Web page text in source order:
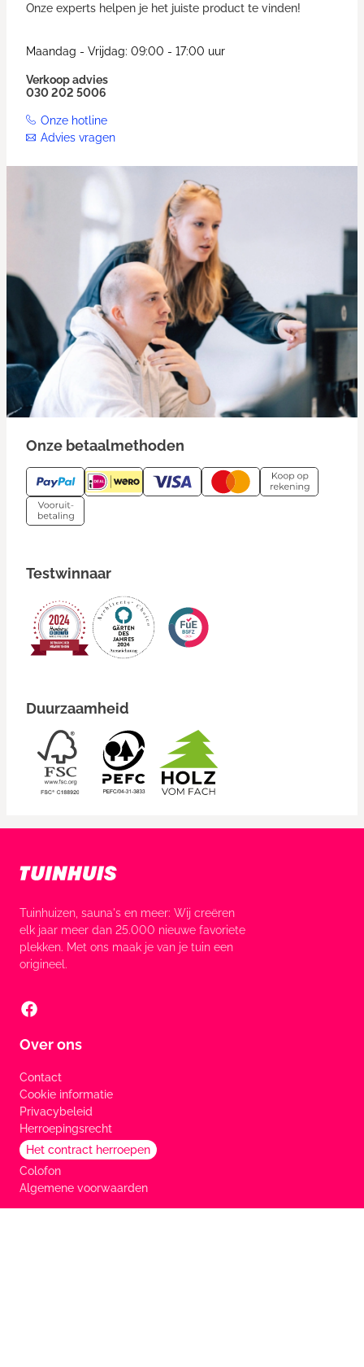
Onze experts helpen je het juiste product te vinden!
Maandag - Vrijdag: 09:00 - 17:00 uur
Verkoop advies
030 202 5006
Onze hotline
Advies vragen
Onze betaalmethoden
Testwinnaar
Duurzaamheid
Tuinhuizen, sauna's en meer: Wij creëren
elk jaar meer dan 25.000 nieuwe favoriete
plekken. Met ons maak je van je tuin een
origineel.
Over ons
Contact
Cookie informatie
Privacybeleid
Herroepingsrecht
Het contract herroepen
Colofon
Algemene voorwaarden